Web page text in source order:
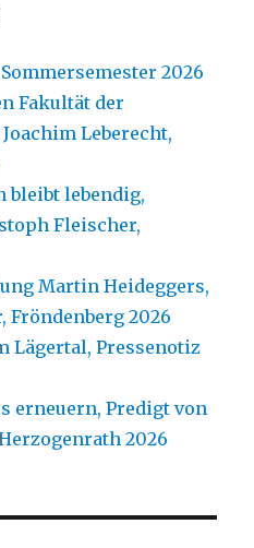
2026
Fakultät der
Leberecht,
bleibt lebendig,
Fleischer,
Martin Heideggers,
2026
Lägertal, Pressenotiz
erneuern, Predigt von
2026